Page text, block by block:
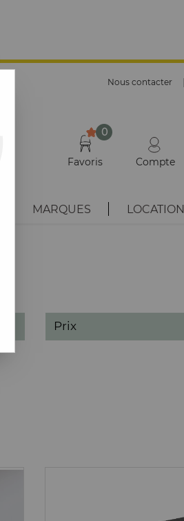
Nous contacter
0
Favoris Compte
MARQUES LOCATION
Prix